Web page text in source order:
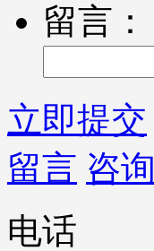
留言：
立即提交
留言 咨询
电话